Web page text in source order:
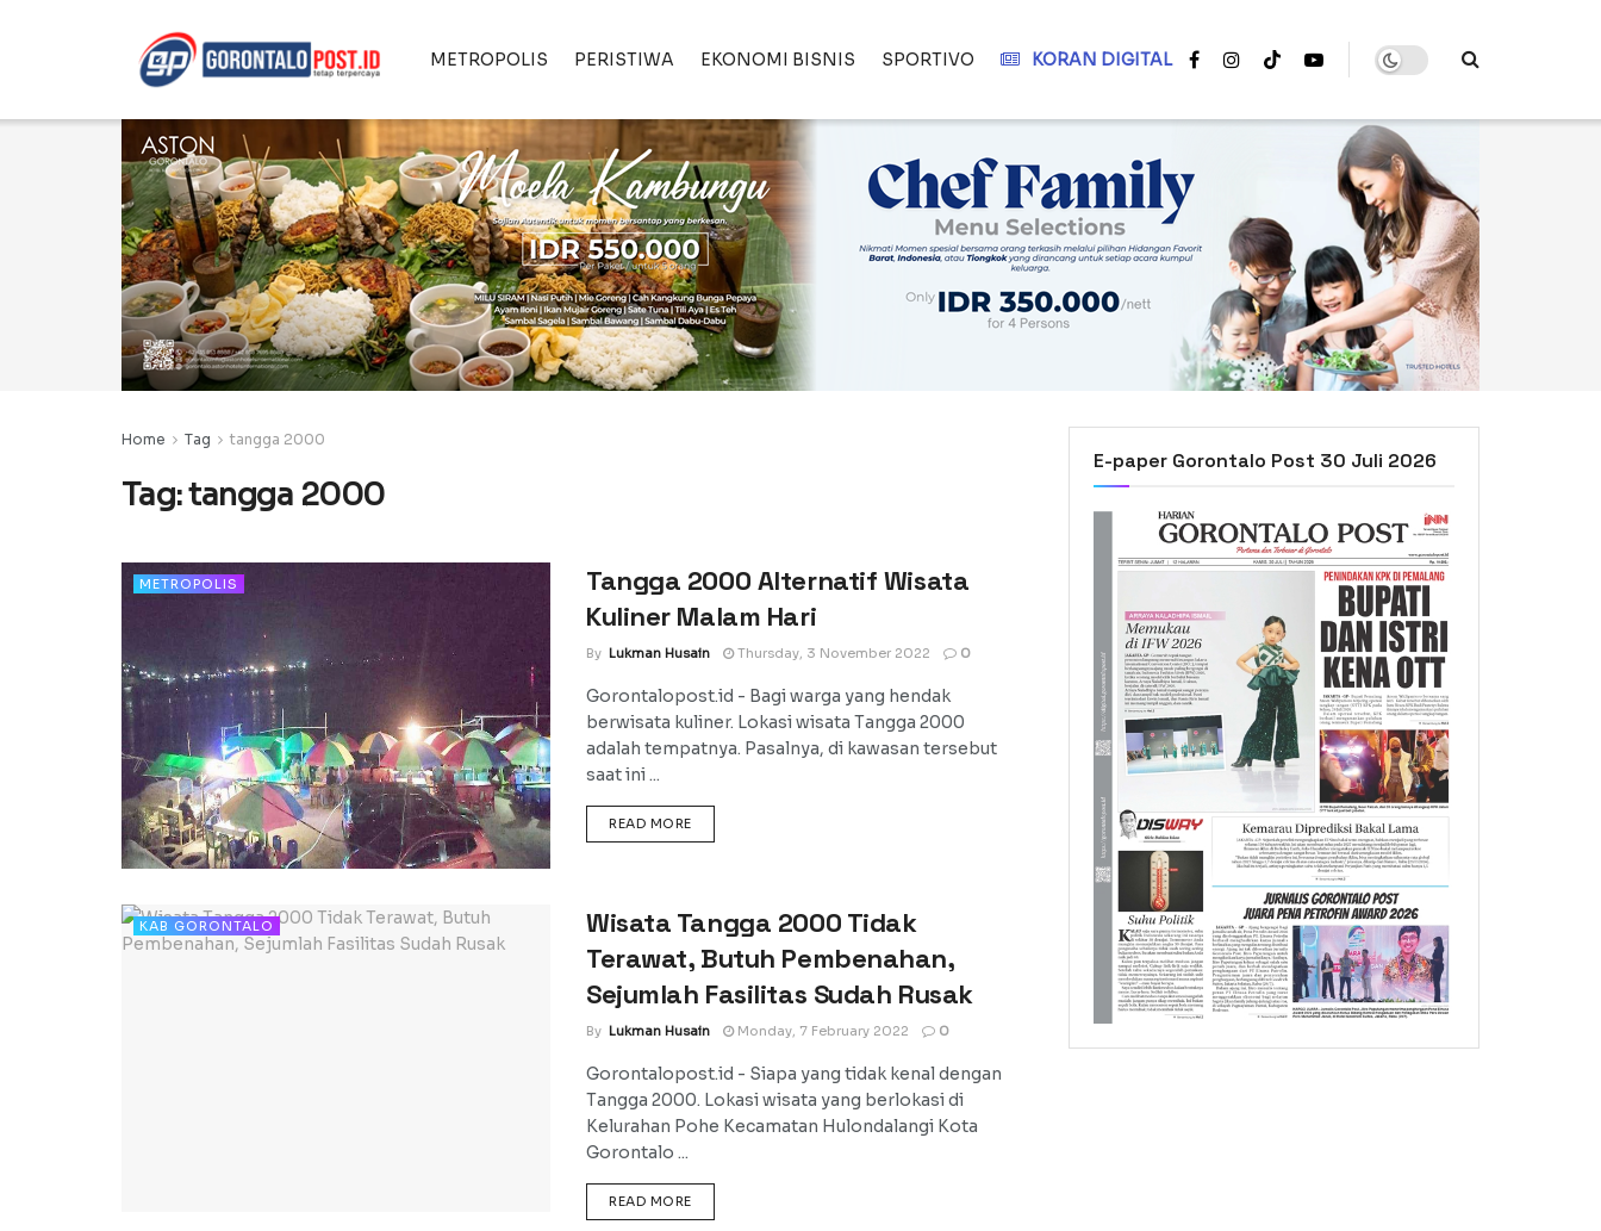
METROPOLIS PERISTIWA EKONOMI BISNIS SPORTIVO KORAN DIGITAL
Home Tag tangga 2000
Tag:tangga 2000
METROPOLIS
Tangga 2000 Alternatif Wisata
Kuliner Malam Hari
By Lukman Husain Thursday, 3 November 2022 0
Gorontalopost.id - Bagi warga yang hendak
berwisata kuliner. Lokasi wisata Tangga 2000
adalah tempatnya. Pasalnya, di kawasan tersebut
saat ini ...
READ MOREDETAILS
KAB GORONTALO
Wisata Tangga 2000 Tidak
Terawat, Butuh Pembenahan,
Sejumlah Fasilitas Sudah Rusak
By Lukman Husain Monday, 7 February 2022 0
Gorontalopost.id - Siapa yang tidak kenal dengan
Tangga 2000. Lokasi wisata yang berlokasi di
Kelurahan Pohe Kecamatan Hulondalangi Kota
Gorontalo ...
READ MOREDETAILS
E-paper Gorontalo Post 30 Juli 2026